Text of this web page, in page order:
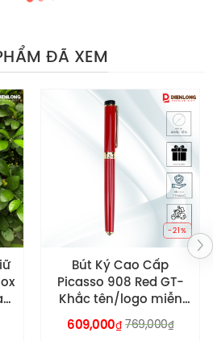
Premium X-Red GT GB-
nhôm “anodized” siêu bền.
IM Premium X-Red GT GB-
kế lại với hình dạng tam
tiền nhiệm. Việc cải tiến này
IM có hiệu suất viết tốt
như người đàn anh của nó.
ĐÃ XEM
Bút Bi Khắc Tên Cao
Cấp DLG Mystery –
Khắc tên/logo miễn
phí theo yêu cầu
289,000₫
219,000₫
-25%